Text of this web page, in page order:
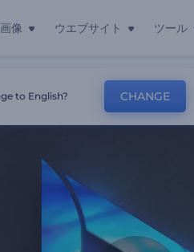
像 ウエブサイト ツール
to English? CHANGE